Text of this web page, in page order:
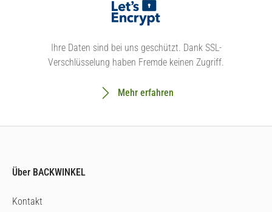
Ihre Daten sind bei uns geschützt. Dank SSL-
Verschlüsselung haben Fremde keinen Zugriff.
Mehr erfahren
Über BACKWINKEL
Kontakt